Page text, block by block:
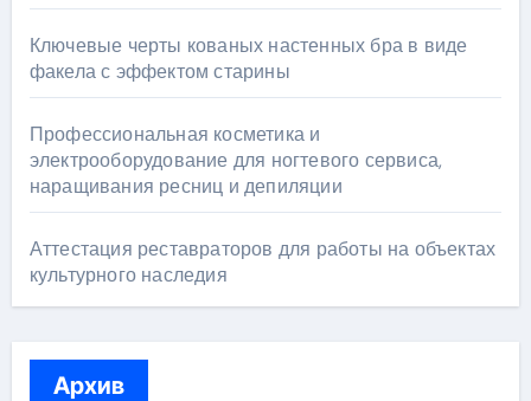
Ключевые черты кованых настенных бра в виде
факела с эффектом старины
Профессиональная косметика и
электрооборудование для ногтевого сервиса,
наращивания ресниц и депиляции
Аттестация реставраторов для работы на объектах
культурного наследия
Архив